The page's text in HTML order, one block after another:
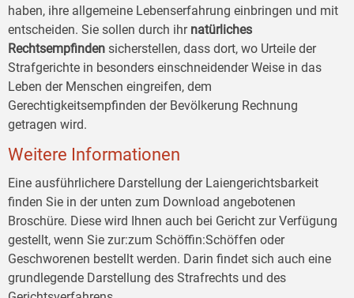
haben, ihre allgemeine Lebenserfahrung einbringen und mit
entscheiden. Sie sollen durch ihr natürliches
Rechtsempfinden sicherstellen, dass dort, wo Urteile der
Strafgerichte in besonders einschneidender Weise in das
Leben der Menschen eingreifen, dem
Gerechtigkeitsempfinden der Bevölkerung Rechnung
getragen wird.
Weitere Informationen
Eine ausführlichere Darstellung der Laiengerichtsbarkeit
finden Sie in der unten zum Download angebotenen
Broschüre. Diese wird Ihnen auch bei Gericht zur Verfügung
gestellt, wenn Sie zur:zum Schöffin:Schöffen oder
Geschworenen bestellt werden. Darin findet sich auch eine
grundlegende Darstellung des Strafrechts und des